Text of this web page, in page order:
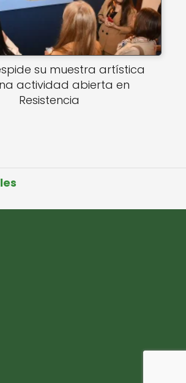
su muestra artística
actividad abierta en
Resistencia